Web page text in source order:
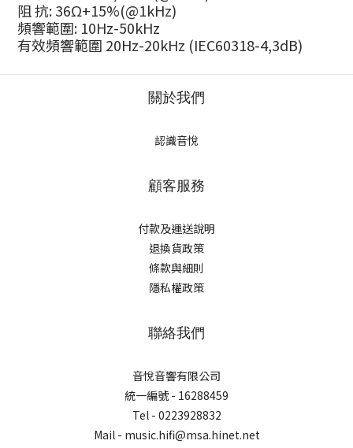
阻 抗: 36Ω+15%(@1kHz)
頻響範圍: 10Hz-50kHz
有效頻響範圍 20Hz-20kHz (IEC60318-4,3dB)
關於我們
認識音悅
顧客服務
付款及運送說明
退換貨政策
條款與細則
隱私權政策
聯絡我們
音悅音響有限公司
統一編號 - 16288459
Tel - 0223928832
Mail - music.hifi@msa.hinet.net